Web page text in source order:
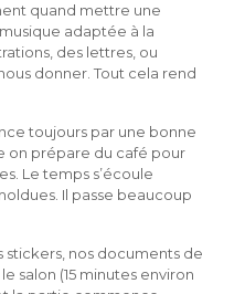
quand mettre une
adaptée à la
des lettres, ou
donner. Tout cela rend
toujours par une bonne
on prépare du café pour
Le temps s’écoule
Il passe beaucoup
stickers, nos documents de
salon (15 minutes environ